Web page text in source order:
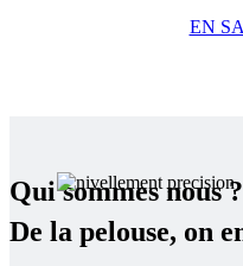
EN
Qui sommes nous ?
De la pelouse, on